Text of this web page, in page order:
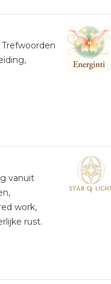
vanuit
work,
rust.